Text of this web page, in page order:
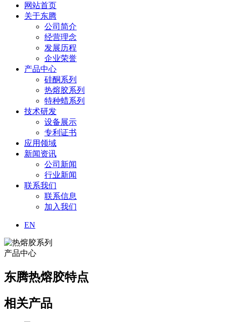
网站首页
关于东腾
公司简介
经营理念
发展历程
企业荣誉
产品中心
硅酮系列
热熔胶系列
特种蜡系列
技术研发
设备展示
专利证书
应用领域
新闻资讯
公司新闻
行业新闻
联系我们
联系信息
加入我们
EN
产品中心
东腾热熔胶特点
相关产品